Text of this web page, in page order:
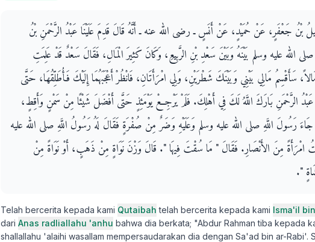
بْنُ جَعْفَرٍ، عَنْ حُمَيْدٍ، عَنْ أَنَسٍ ـ رضى الله عنه ـ أَنَّهُ قَالَ قَدِمَ عَلَيْنَا عَبْدُ الرَّحْمَنِ بْنُ
الله عليه وسلم بَيْنَهُ وَبَيْنَ سَعْدِ بْنِ الرَّبِيعِ، وَكَانَ كَثِيرَ الْمَالِ، فَقَالَ سَعْدٌ قَدْ عَلِمَتِ
سَأَقْسِمُ مَالِي بَيْنِي وَبَيْنَكَ شَطْرَيْنِ، وَلِي امْرَأَتَانِ، فَانْظُرْ أَعْجَبَهُمَا إِلَيْكَ فَأُطَلِّقُهَا، حَتَّى
الرَّحْمَنِ بَارَكَ اللَّهُ لَكَ فِي أَهْلِكَ‏.‏ فَلَمْ يَرْجِعْ يَوْمَئِذٍ حَتَّى أَفْضَلَ شَيْئًا مِنْ سَمْنٍ وَأَقِطٍ،
رَسُولَ اللَّهِ صلى الله عليه وسلم وَعَلَيْهِ وَضَرٌ مِنْ صُفْرَةٍ فَقَالَ لَهُ رَسُولُ اللَّهِ صلى الله عليه
امْرَأَةً مِنَ الأَنْصَارِ‏.‏ فَقَالَ ‏"‏ مَا سُقْتَ فِيهَا ‏"‏‏.‏ قَالَ وَزْنَ نَوَاةٍ مِنْ ذَهَبٍ، أَوْ نَوَاةً مِنْ
‏"‏‏.‏
Telah bercerita kepada kami Qutaibah telah bercerita kepada kami Isma'il
dari Anas radliallahu 'anhu bahwa dia berkata; "Abdur Rahman tiba kepada
shallallahu 'alaihi wasallam mempersaudarakan dia dengan Sa'ad bin ar-Rabi'.